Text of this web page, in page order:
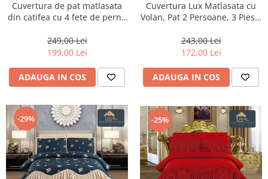
Cuvertura de pat matlasata
din catifea cu 4 fete de perna
249,00 Lei
199,00 Lei
ADAUGA IN COS
Cuvertura Lux Matlasata cu
Volan, Pat 2 Persoane, 3 Piese,
243,00 Lei
172,00 Lei
ADAUGA IN COS
-29% -25%